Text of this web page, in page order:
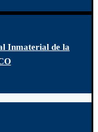
Inmaterial de la